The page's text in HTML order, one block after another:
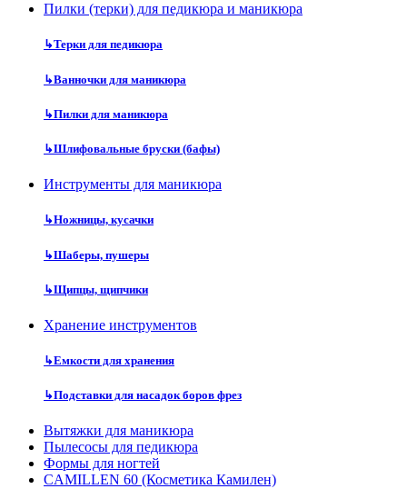
Пилки (терки) для педикюра и маникюра
↳Терки для педикюра
↳Ванночки для маникюра
↳Пилки для маникюра
↳Шлифовальные бруски (бафы)
Инструменты для маникюра
↳Ножницы, кусачки
↳Шаберы, пушеры
↳Щипцы, щипчики
Хранение инструментов
↳Емкости для хранения
↳Подставки для насадок боров фрез
Вытяжки для маникюра
Пылесосы для педикюра
Формы для ногтей
CAMILLEN 60 (Косметика Камилен)